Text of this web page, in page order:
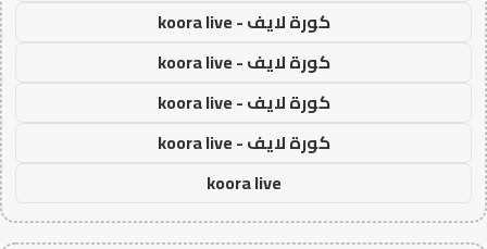
كورة لايف - koora live
كورة لايف - koora live
كورة لايف - koora live
كورة لايف - koora live
koora live